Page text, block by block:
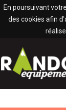
En poursuivant
des cookies afin
Panneau de gestion